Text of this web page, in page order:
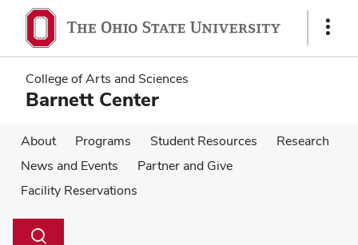
main
content
main
content
Show
College of Arts and Sciences
Barnett Center
About Programs Student Resources
Research
News and Events
Partner and Give
Facility Reservations
Search
Toggle